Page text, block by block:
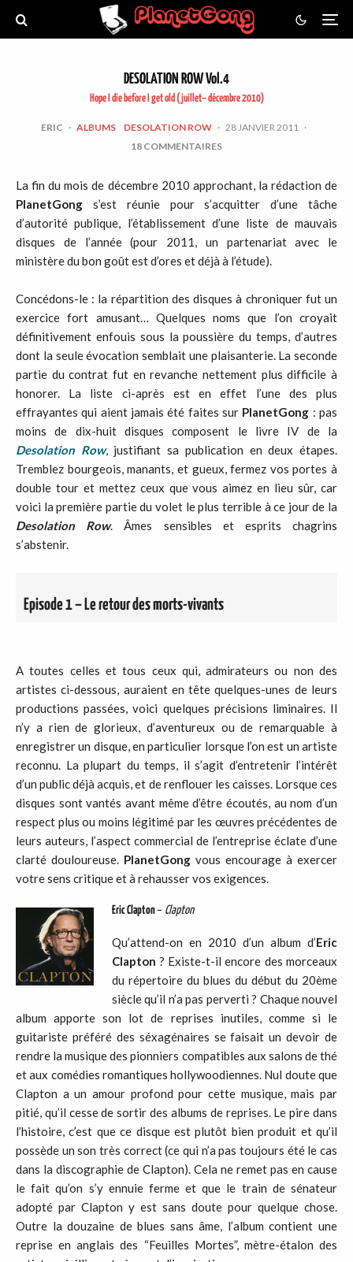
DESOLATION ROW Vol.4
Hope I die before I get old (juillet– décembre 2010)
ERIC · ALBUMS DESOLATION ROW · 28 JANVIER 2011 ·
18 COMMENTAIRES
La fin du mois de décembre 2010 approchant, la rédaction de
PlanetGong s’est réunie pour s’acquitter d’une tâche
d’autorité publique, l’établissement d’une liste de mauvais
disques de l’année (pour 2011, un partenariat avec le
ministère du bon goût est d’ores et déjà à l’étude).
Concédons-le : la répartition des disques à chroniquer fut un
exercice fort amusant… Quelques noms que l’on croyait
définitivement enfouis sous la poussière du temps, d’autres
dont la seule évocation semblait une plaisanterie. La seconde
partie du contrat fut en revanche nettement plus difficile à
honorer. La liste ci-après est en effet l’une des plus
effrayantes qui aient jamais été faites sur PlanetGong : pas
moins de dix-huit disques composent le livre IV de la
Desolation Row, justifiant sa publication en deux étapes.
Tremblez bourgeois, manants, et gueux, fermez vos portes à
double tour et mettez ceux que vous aimez en lieu sûr, car
voici la première partie du volet le plus terrible à ce jour de la
Desolation Row. Âmes sensibles et esprits chagrins
s’abstenir.
Episode 1 – Le retour des morts-vivants
A toutes celles et tous ceux qui, admirateurs ou non des
artistes ci-dessous, auraient en tête quelques-unes de leurs
productions passées, voici quelques précisions liminaires. Il
n’y a rien de glorieux, d’aventureux ou de remarquable à
enregistrer un disque, en particulier lorsque l’on est un artiste
reconnu. La plupart du temps, il s’agit d’entretenir l’intérêt
d’un public déjà acquis, et de renflouer les caisses. Lorsque ces
disques sont vantés avant même d’être écoutés, au nom d’un
respect plus ou moins légitimé par les œuvres précédentes de
leurs auteurs, l’aspect commercial de l’entreprise éclate d’une
clarté douloureuse. PlanetGong vous encourage à exercer
votre sens critique et à rehausser vos exigences.
Eric Clapton– Clapton
Qu’attend-on en 2010 d’un album d’Eric
Clapton ? Existe-t-il encore des morceaux
du répertoire du blues du début du 20ème
siècle qu’il n’a pas perverti ? Chaque nouvel
album apporte son lot de reprises inutiles, comme si le
guitariste préféré des séxagénaires se faisait un devoir de
rendre la musique des pionniers compatibles aux salons de thé
et aux comédies romantiques hollywoodiennes. Nul doute que
Clapton a un amour profond pour cette musique, mais par
pitié, qu’il cesse de sortir des albums de reprises. Le pire dans
l’histoire, c’est que ce disque est plutôt bien produit et qu’il
possède un son très correct (ce qui n’a pas toujours été le cas
dans la discographie de Clapton). Cela ne remet pas en cause
le fait qu’on s’y ennuie ferme et que le train de sénateur
adopté par Clapton y est sans doute pour quelque chose.
Outre la douzaine de blues sans âme, l’album contient une
reprise en anglais des “Feuilles Mortes”, mètre-étalon des